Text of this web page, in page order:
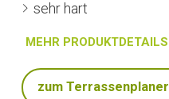
sehr hart
MEHR PRODUKTDETAILS
zum Terrassenplaner